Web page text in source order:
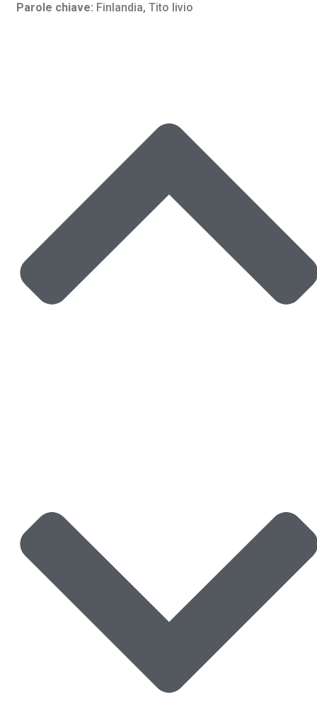
Parole chiave: Finlandia, Tito livio